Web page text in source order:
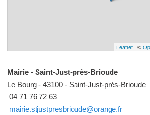
Leaflet | ©
Mairie - Saint-Just-près-Brioude
Le Bourg - 43100 - Saint-Just-près-Brioude
04 71 76 72 63
mairie.stjustpresbrioude@orange.fr